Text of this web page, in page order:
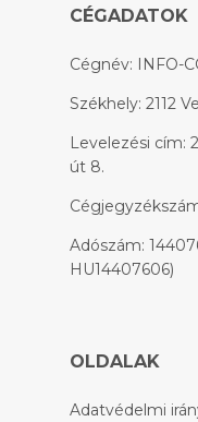
CÉGADATOK
Cégnév: INFO-
Székhely: 2112
Levelezési cím:
út 8.
Adószám:
HU14407606)
OLDALAK
Adatvédelmi